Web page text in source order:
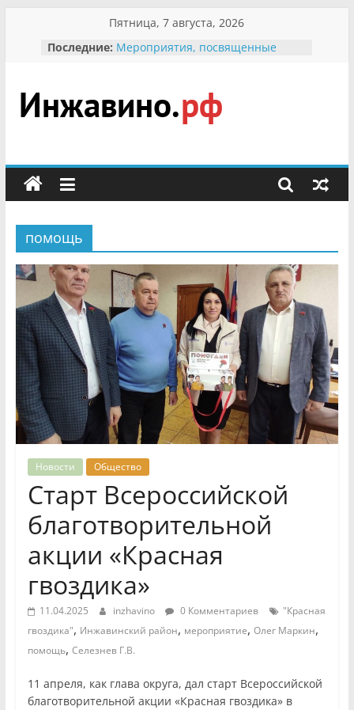
содержимому
Пятница, 7 августа, 2026
Последние: Мероприятия, посвященные
гражданин Инжавинского округа»
участнице Великой
Отечественной, фронтовичке
Безопасность в сети Интернет
мероприятии «Сохраним
заповедника родились крапчатые
суслики
Инжавино.рф
сельский
портал
помощь
Новости Общество
Старт Всероссийской
благотворительной
акции «Красная
гвоздика»
11.04.2025 inzhavino 0 Комментариев
"Красная
гвоздика", Инжавинский район, мероприятие, Олег Маркин,
помощь, Селезнев Г.В.
11 апреля, как глава округа, дал старт Всероссийской
благотворительной акции «Красная гвоздика» в